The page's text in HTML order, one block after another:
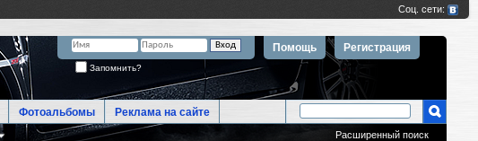
Регистрация
Помощь
Запомнить?
Фотоальбомы Реклама на сайте
Расширенный поиск